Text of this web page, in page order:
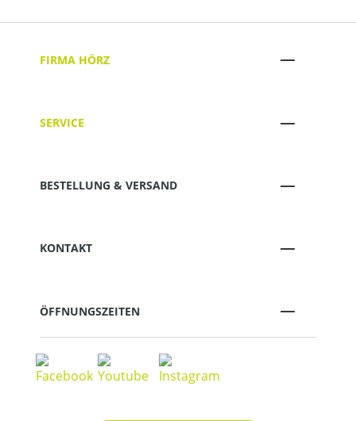
FIRMA HÖRZ
SERVICE
BESTELLUNG & VERSAND
KONTAKT
ÖFFNUNGSZEITEN